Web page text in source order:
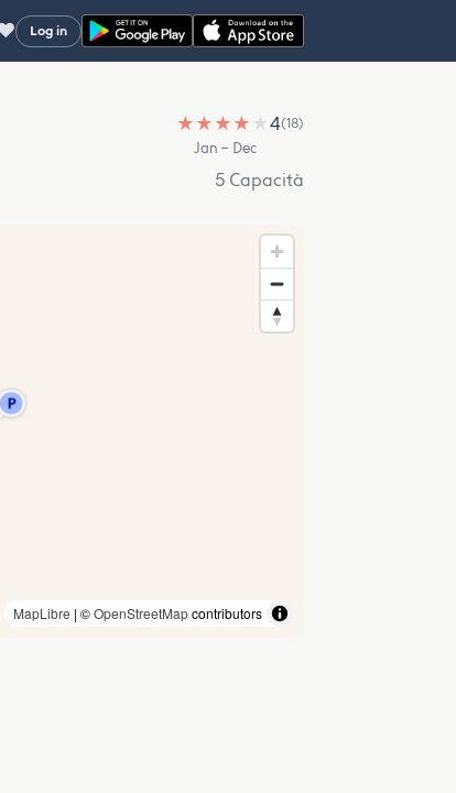
Log in
★ ★ ★ ★ ★4(18)
Jan – Dec
5 Capacità
MapLibre | ©OpenStreetMapcontributors